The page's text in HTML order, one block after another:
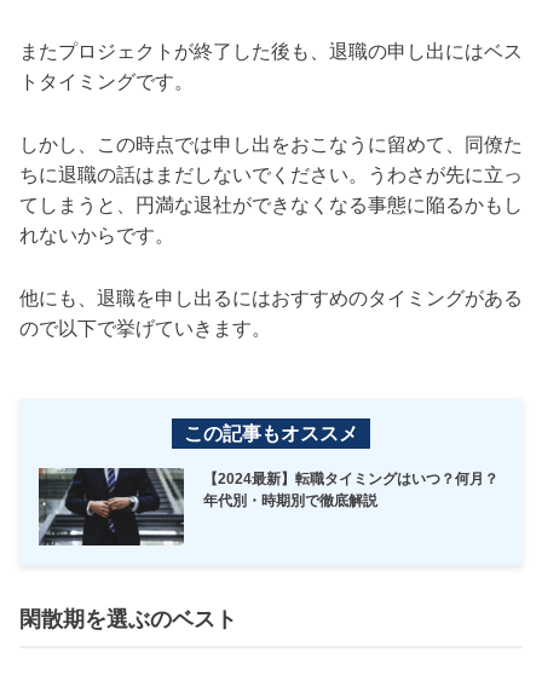
またプロジェクトが終了した後も、退職の申し出にはベス
トタイミングです。
しかし、この時点では申し出をおこなうに留めて、同僚た
ちに退職の話はまだしないでください。うわさが先に立っ
てしまうと、円満な退社ができなくなる事態に陥るかもし
れないからです。
他にも、退職を申し出るにはおすすめのタイミングがある
ので以下で挙げていきます。
この記事もオススメ
【2024最新】転職タイミングはいつ？何月？
年代別・時期別で徹底解説
閑散期を選ぶのベスト